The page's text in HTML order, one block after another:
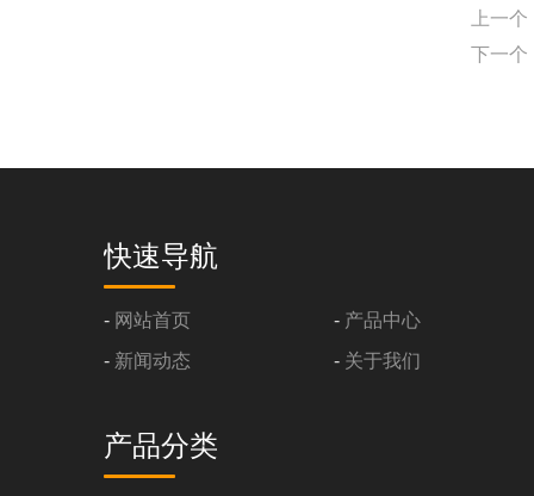
上一
下一
快速导航
- 网站首页 - 产品中心
- 新闻动态 - 关于我们
产品分类